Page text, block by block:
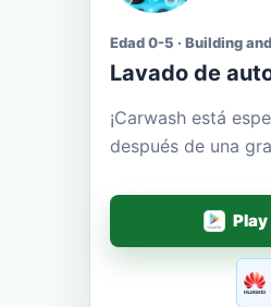
Edad 0-5 · Building
Lavado de
¡Carwash está
después de una
Play